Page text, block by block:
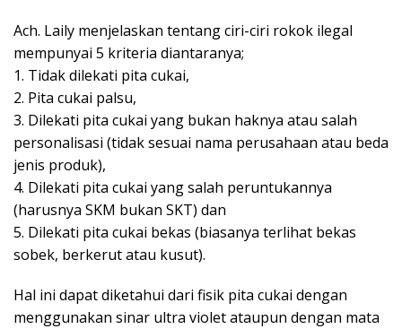
Ach. Laily menjelaskan tentang ciri-ciri rokok ilegal
mempunyai 5 kriteria diantaranya;
1. Tidak dilekati pita cukai,
2. Pita cukai palsu,
3. Dilekati pita cukai yang bukan haknya atau salah
personalisasi (tidak sesuai nama perusahaan atau beda
jenis produk),
4. Dilekati pita cukai yang salah peruntukannya
(harusnya SKM bukan SKT) dan
5. Dilekati pita cukai bekas (biasanya terlihat bekas
sobek, berkerut atau kusut).
Hal ini dapat diketahui dari fisik pita cukai dengan
menggunakan sinar ultra violet ataupun dengan mata